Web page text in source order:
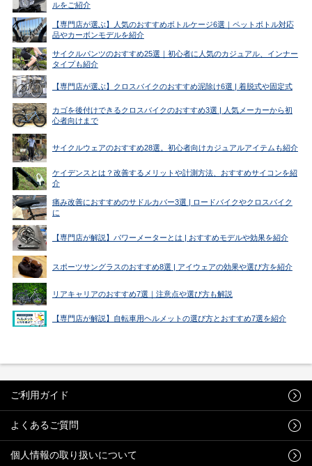
ルをご紹介
【専門店が選ぶ】人気のおすすめボトルケージ6選｜ペットボトル対応
品やカーボンモデルを紹介
サイクルパンツのおすすめ25選｜初心者に人気のカジュアル、インナー
タイプも紹介
【専門店が選ぶ】クロスバイクのおすすめ泥除け6選 | 着脱式や固定式
カゴを後付けできるクロスバイクのおすすめ3選 | 人気メーカーから初
心者向けまで
サイクルウェアのおすすめ28選。初心者向けカジュアルアイテムも紹介
ケイデンスとは？改善するメリットや計測方法、おすすめサイコンを紹
介
痛み改善におすすめのサドルカバー3選 | ロードバイクやクロスバイク
に
【専門店が解説】パワーメーターとは | おすすめモデルや効果を紹介
スポーツサングラスのおすすめ8選 | アイウェアの効果や選び方を紹介
リアキャリアのおすすめ7選｜注意点や選び方も解説
【専門店が解説】自転車用ヘルメットの選び方とおすすめ7選を紹介
ご利用ガイド
よくあるご質問
個人情報の取り扱いについて